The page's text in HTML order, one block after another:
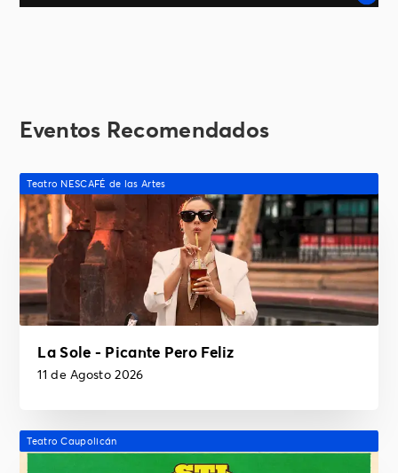
Eventos Recomendados
Teatro NESCAFÉ de las Artes
La Sole - Picante Pero Feliz
11 de Agosto 2026
Teatro Caupolicán